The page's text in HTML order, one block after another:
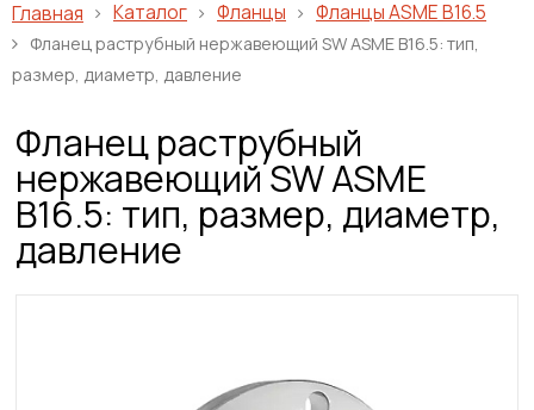
Главная Каталог Фланцы Фланцы ASME B16.5
Фланец раструбный нержавеющий SW ASME B16.5: тип,
размер, диаметр, давление
Фланец раструбный
нержавеющий SW ASME
B16.5: тип, размер, диаметр,
давление